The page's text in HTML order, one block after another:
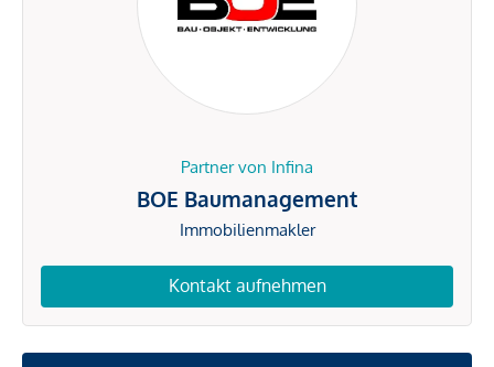
Partner von Infina
BOE Baumanagement
Immobilienmakler
Kontakt aufnehmen